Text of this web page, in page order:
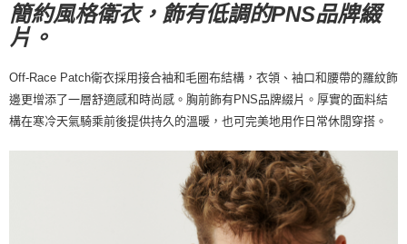
宅配
每筆NT$130，滿NT$10,000(含以上)免運費
簡約風格衛衣，飾有低調的PNS品牌綴
片 。
Off-Race Patch衛衣採用接合袖和毛圈布結構，衣領、袖口和腰帶的羅紋飾
邊更增添了一層舒適感和時尚感。胸前飾有PNS品牌綴片。厚實的面料結
構在寒冷天氣騎乘前後提供持久的溫暖，也可完美地用作日常休閒穿搭。